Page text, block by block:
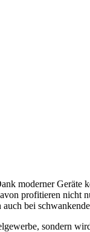
moderner Geräte
profitieren nicht
bei
sondern